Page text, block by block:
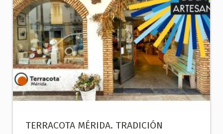
TERRACOTA MÉRIDA. TRADICIÓN